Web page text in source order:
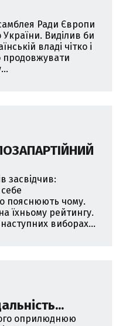
Ради Європи
Виділив би
владі чітко і
продовжувати
засвідчив:
пояснюють чому.
їхньому рейтингу.
виборах...
оприлюднюю